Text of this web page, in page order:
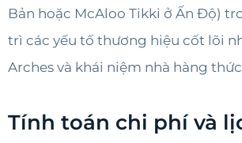
Bản hoặc McAloo Tikki ở Ấn Độ)
trì các yếu tố thương hiệu cốt lõi
Arches và khái niệm nhà hàng
Tính toán chi phí và